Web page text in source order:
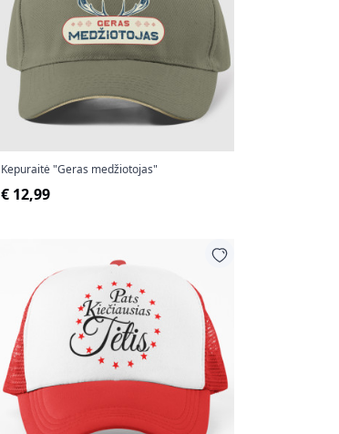
Kepuraitė "Geras medžiotojas"
€ 12,99